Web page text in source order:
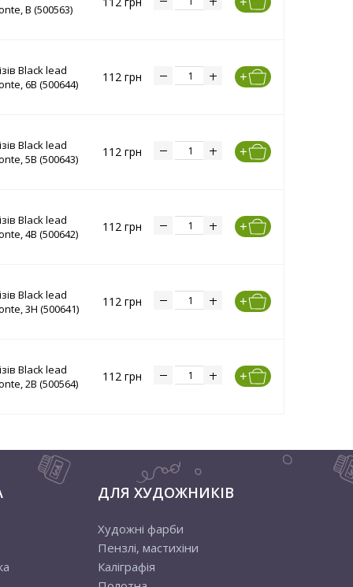
B (500563)
Black lead
6B (500644)
112 грн
Black lead
5B (500643)
112 грн
Black lead
4B (500642)
112 грн
Black lead
3H (500641)
112 грн
Black lead
2B (500564)
112 грн
ДЛЯ ХУДОЖНИКІВ
Художні фарби
Пензлі, мастихіни
Каліграфія